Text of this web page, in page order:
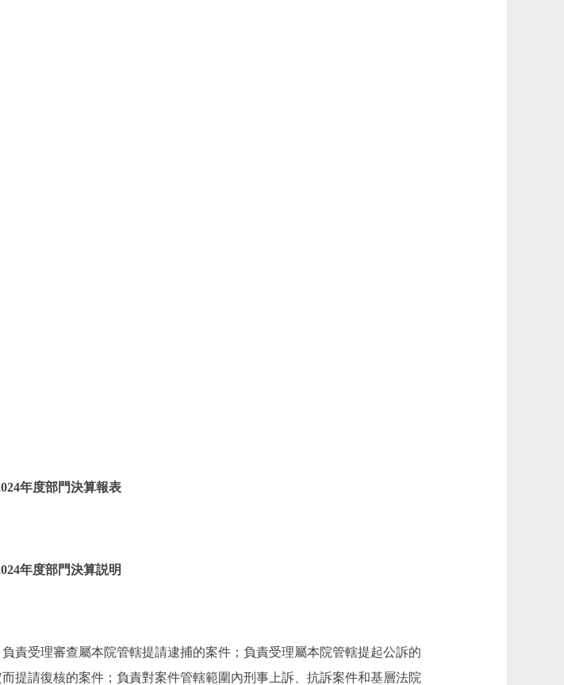
年度部門決算報表
年度部門決算説明
責受理審查屬本院管轄提請逮捕的案件；負責受理屬本院管轄提起公訴的
提請復核的案件；負責對案件管轄範圍內刑事上訴、抗訴案件和基層法院